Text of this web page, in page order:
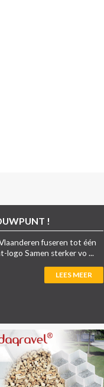
!
fuseren tot één
logo Samen sterker vo ...
LEES MEER